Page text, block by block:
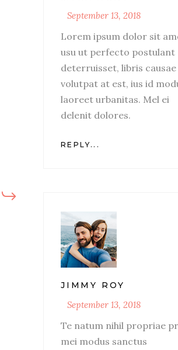
September 13, 2018
Lorem ipsum dolor sit
usu ut perfecto postulant
deterruisset, libris causae
volutpat at est, ius id
laoreet urbanitas. Mel ei
delenit dolores.
REPLY...
JIMMY ROY
September 13, 2018
Te natum nihil propriae
mei modus sanctus